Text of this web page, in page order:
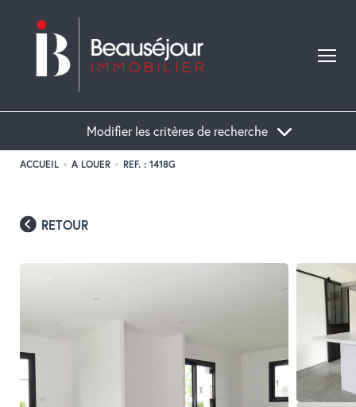
Modifier les critères de recherche
RECHERCHER
ACCUEIL A LOUER REF. : 1418G